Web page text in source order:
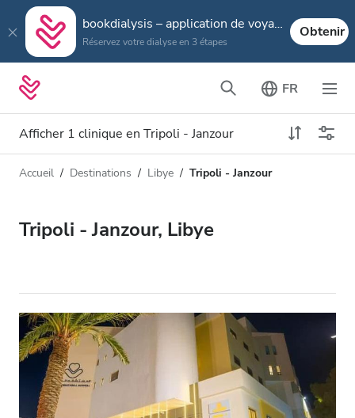
bookdialysis – application de voyage
Réservez votre dialyse en 3 étapes
Obtenir
FR
Afficher 1 clinique en Tripoli - Janzour
Type de dialyse
Toutes les dialyses
Accepte
Patients porteurs du VIH
Patients porteurs de l’hépatite B
Distance
Accueil Destinations Libye Tripoli - Janzour
Tripoli - Janzour, Libye